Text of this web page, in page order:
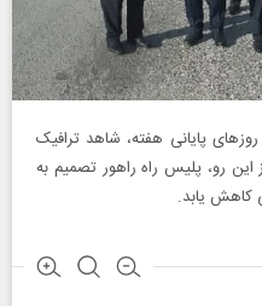
پایانی هفته، شاهد ترافیک
رو، پلیس راه راهور تصمیم به
کاهش یابد.